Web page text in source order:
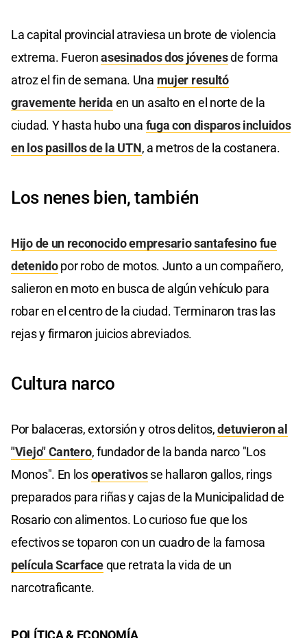
La capital provincial atraviesa un brote de violencia
extrema. Fueronasesinados dos jóvenesde forma
atroz el fin de semana. Una mujer resultó
gravemente herida en un asalto en el norte de la
ciudad. Y hasta hubo una fuga con disparos incluidos
en los pasillos de la UTN, a metros de la costanera.
Los nenes bien, también
Hijo de un reconocido empresario santafesino fue
detenidopor robo de motos. Junto a un compañero,
salieron en moto en busca de algún vehículo para
robar en el centro de la ciudad. Terminaron tras las
rejas y firmaron juicios abreviados.
Cultura narco
Por balaceras, extorsión y otros delitos,detuvieron al
"Viejo" Cantero, fundador de la banda narco "Los
Monos". En losoperativosse hallaron gallos, rings
preparados para riñas y cajas de la Municipalidad de
Rosario con alimentos. Lo curioso fue que los
efectivos se toparon con un cuadro de la famosa
película Scarfaceque retrata la vida de un
narcotraficante.
POLÍTICA & ECONOMÍA